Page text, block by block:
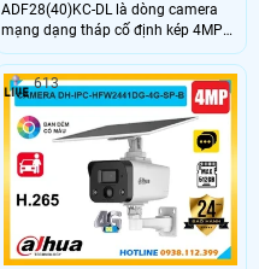
ADF28(40)KC-DL là dòng camera
mạng dạng tháp cố định kép 4MP
ColorHunter mang lại hình ảnh màu
sắc rõ nét. Camera tích hợp mic và
loa,công nghệ chống ngược sáng
WDR 120dB,khoảng cách hồng
ngoại thu hình lên đến 30m.Camera
trang bị công nghệ thông minh
PoE,công nghệ chống nước IP67,
phù hợp giám sát chuyên nghiệp
613